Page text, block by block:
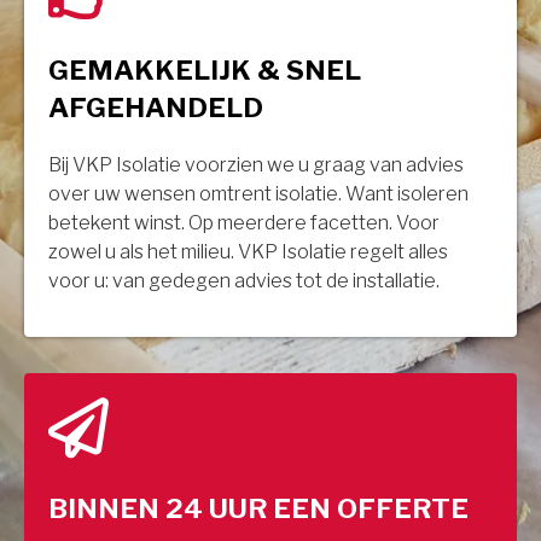
GEMAKKELIJK & SNEL
AFGEHANDELD
Bij VKP Isolatie voorzien we u graag van advies
over uw wensen omtrent isolatie. Want isoleren
betekent winst. Op meerdere facetten. Voor
zowel u als het milieu. VKP Isolatie regelt alles
voor u: van gedegen advies tot de installatie.
BINNEN 24 UUR EEN OFFERTE